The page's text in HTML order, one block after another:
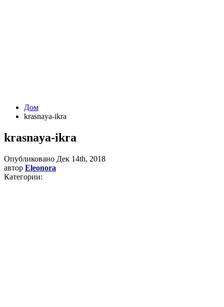
Дом
krasnaya-ikra
krasnaya-ikra
Опубликовано Дек 14th, 2018
автор Eleonora
Категории: